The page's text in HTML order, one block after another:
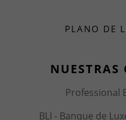
PLANO DE
NUESTRAS
Professional
BLI - Banque de